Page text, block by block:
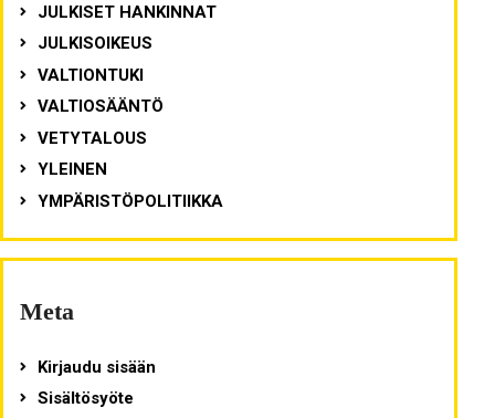
JULKISET HANKINNAT
JULKISOIKEUS
VALTIONTUKI
VALTIOSÄÄNTÖ
VETYTALOUS
YLEINEN
YMPÄRISTÖPOLITIIKKA
Meta
Kirjaudu sisään
Sisältösyöte